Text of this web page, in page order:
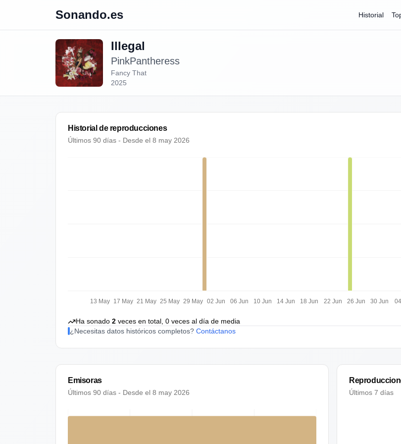
Sonando.es Historial
Illegal
PinkPantheress
Fancy That
2025
Historial de reproducciones
Últimos 90 días - Desde el 8 may 2026
13 May 17 May 21 May 25 May 29 May 02 Jun 06 Jun 10 Jun 14 Jun 18 Jun 22 Jun 26 Jun 30 Jun
Ha sonado 2 veces en total, 0 veces al día de media
¿Necesitas datos históricos completos? Contáctanos
Emisoras
Últimos 90 días - Desde el 8 may 2026 Últimos 7 días